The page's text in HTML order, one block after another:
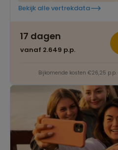
Bekijk alle vertrekdata
17 dagen
vanaf 2.649 p.p.
Bijkomende kosten €26,25